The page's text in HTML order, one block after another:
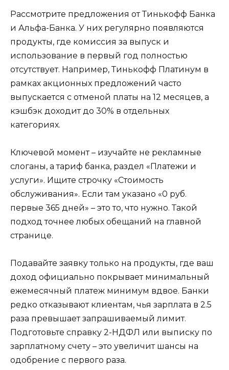
Рассмотрите предложения от Тинькофф Банка
и Альфа-Банка. У них регулярно появляются
продукты, где комиссия за выпуск и
использование в первый год полностью
отсутствует. Например, Тинькофф Платинум в
рамках акционных предложений часто
выпускается с отменой платы на 12 месяцев, а
кэшбэк доходит до 30% в отдельных
категориях.
Ключевой момент – изучайте не рекламные
слоганы, а тариф банка, раздел «Платежи и
услуги». Ищите строчку «Стоимость
обслуживания». Если там указано «0 руб.
первые 365 дней» – это то, что нужно. Такой
подход точнее любых обещаний на главной
странице.
Подавайте заявку только на продукты, где ваш
доход официально покрывает минимальный
ежемесячный платеж минимум вдвое. Банки
редко отказывают клиентам, чья зарплата в 2.5
раза превышает запрашиваемый лимит.
Подготовьте справку 2-НДФЛ или выписку по
зарплатному счету – это увеличит шансы на
одобрение с первого раза.